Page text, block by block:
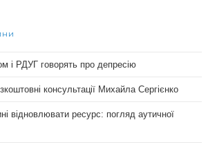
і РДУГ говорять про депресію
консультації Михайла Сергієнко
відновлювати ресурс: погляд аутичної